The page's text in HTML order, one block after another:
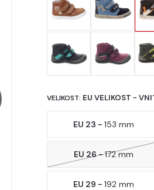
VELIKOST: EU VELIKOST -
EU 23 -153 mm
EU 26 -172 mm
EU 29 -192 mm